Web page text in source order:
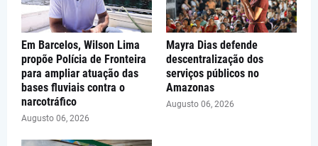
Em Barcelos, Wilson Lima
propõe Polícia de Fronteira
para ampliar atuação das
bases fluviais contra o
narcotráfico
Augusto 06, 2026
Mayra Dias defende
descentralização dos
serviços públicos no
Amazonas
Augusto 06, 2026